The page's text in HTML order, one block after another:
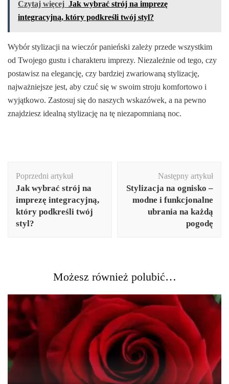
Czytaj więcej Jak wybrać strój na imprezę
integracyjną, który podkreśli twój styl?
Wybór stylizacji na wieczór panieński zależy przede wszystkim
od Twojego gustu i charakteru imprezy. Niezależnie od tego, czy
postawisz na elegancję, czy bardziej zwariowaną stylizację,
najważniejsze jest, aby czuć się w swoim stroju komfortowo i
wyjątkowo. Zastosuj się do naszych wskazówek, a na pewno
znajdziesz idealną stylizację na tę niezapomnianą noc.
wpisu
Poprzedni artykuł
Jak wybrać strój na
imprezę integracyjną,
który podkreśli twój
styl?
Następny artykuł
Stylizacja na ognisko –
modne i funkcjonalne
ubrania na każdą
pogodę
Możesz również polubić…